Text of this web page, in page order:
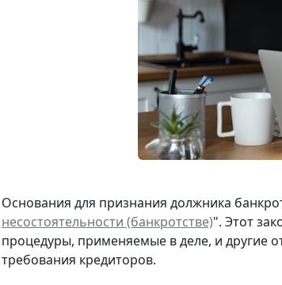
Основания для признания должника
несостоятельности (банкротстве)". Этот
процедуры, применяемые в деле, и другие
требования кредиторов.